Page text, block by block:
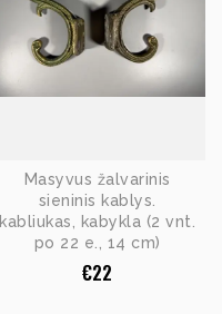
Masyvus žalvarinis
sieninis kablys.
kabliukas, kabykla (2 vnt.
po 22 e., 14 cm)
€22